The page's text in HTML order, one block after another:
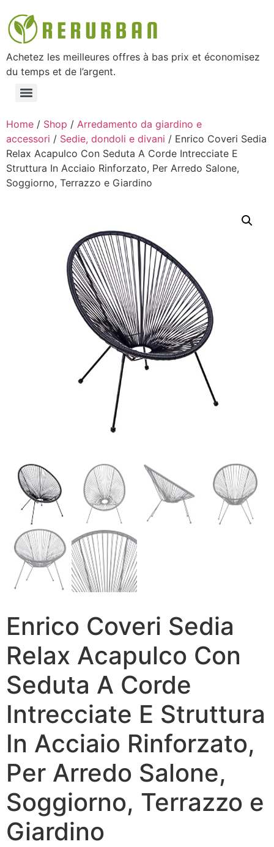
Achetez les meilleures offres à bas prix et économisez
du temps et de l’argent.
Home / Shop / Arredamento da giardino e
accessori / Sedie, dondoli e divani / Enrico Coveri Sedia
Relax Acapulco Con Seduta A Corde Intrecciate E
Struttura In Acciaio Rinforzato, Per Arredo Salone,
Soggiorno, Terrazzo e Giardino
Enrico Coveri Sedia
Relax Acapulco Con
Seduta A Corde
Intrecciate E Struttura
In Acciaio Rinforzato,
Per Arredo Salone,
Soggiorno, Terrazzo e
Giardino